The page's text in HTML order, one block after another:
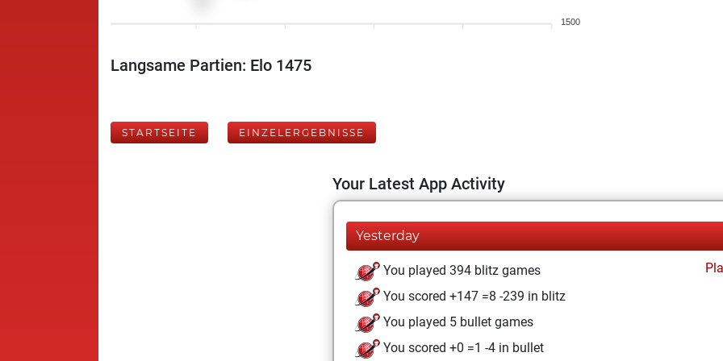
1500
Langsame Partien: Elo 1475
STARTSEITE EINZELERGEBNISSE
Your Latest App Activity
Yesterday
You played 394 blitz games
You scored +147 =8 -239 in blitz
You played 5 bullet games
You scored +0 =1 -4 in bullet